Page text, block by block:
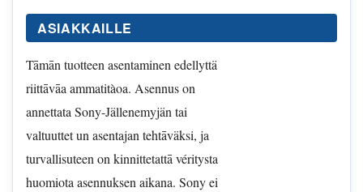
ASIAKKAILLE
Tāmān tuotteen asentaminen edellyttä
riittāvāa ammatitàoa. Asennus on
annettata Sony-Jällenemyjän tai
valtuuttet un asentajan tehtāväksi, ja
turvallisuteen on kinnittetattā véritysta
huomiota asennuksen aikana. Sony ei